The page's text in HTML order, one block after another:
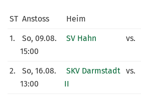
ST Anstoss Heim
1.
So, 09.08.
15:00
SV Hahn vs.
2.
So, 16.08.
13:00
SKV Darmstadt
II
vs.